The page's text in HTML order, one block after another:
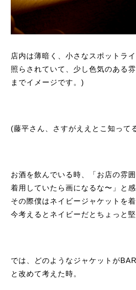
店内は薄暗く、小さなスポットラ
照らされていて、少し色気のある
までイメージです。)
(藤平さん、さすがええとこ知って
お酒を飲んでいる時、「お店の雰
着用していたら画になるな〜」と感
その際僕はネイビージャケットを
今考えるとネイビーだとちょっと
では、どのようなジャケットが
と改めて考えた時。